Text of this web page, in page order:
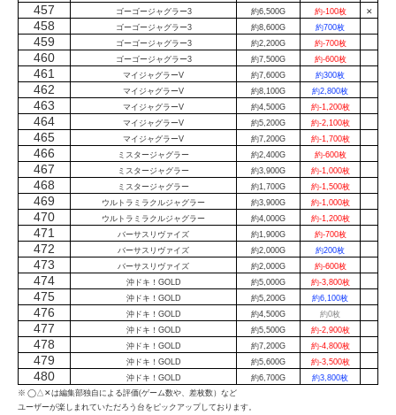
457 ゴーゴージャグラー3 約6,500G 約-100枚 ✕
458 ゴーゴージャグラー3 約8,600G 約700枚
459 ゴーゴージャグラー3 約2,200G 約-700枚
460 ゴーゴージャグラー3 約7,500G 約-600枚
461 マイジャグラーV 約7,600G 約300枚
462 マイジャグラーV 約8,100G 約2,800枚
463 マイジャグラーV 約4,500G 約-1,200枚
464 マイジャグラーV 約5,200G 約-2,100枚
465 マイジャグラーV 約7,200G 約-1,700枚
466 ミスタージャグラー 約2,400G 約-600枚
467 ミスタージャグラー 約3,900G 約-1,000枚
468 ミスタージャグラー 約1,700G 約-1,500枚
469 ウルトラミラクルジャグラー 約3,900G 約-1,000枚
470 ウルトラミラクルジャグラー 約4,000G 約-1,200枚
471 バーサスリヴァイズ 約1,900G 約-700枚
472 バーサスリヴァイズ 約2,000G 約200枚
473 バーサスリヴァイズ 約2,000G 約-600枚
474 沖ドキ！GOLD 約5,000G 約-3,800枚
475 沖ドキ！GOLD 約5,200G 約6,100枚
476 沖ドキ！GOLD 約4,500G 約0枚
477 沖ドキ！GOLD 約5,500G 約-2,900枚
478 沖ドキ！GOLD 約7,200G 約-4,800枚
479 沖ドキ！GOLD 約5,600G 約-3,500枚
480 沖ドキ！GOLD 約6,700G
約3,800枚
※ ◯△✕は編集部独自による評価(ゲーム数や、差枚数）など
ユーザーが楽しまれていただろう台をピックアップしております。